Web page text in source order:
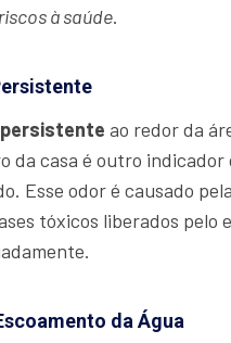
à saúde.
ao redor da
da casa é outro indicador
Esse odor é causado pela
tóxicos liberados pelo
da Água